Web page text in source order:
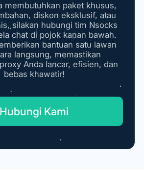
membutuhkan paket khusus,
diskon eksklusif, atau
silakan hubungi tim Nsocks
chat di pojok kanan bawah.
bantuan satu lawan
langsung, memastikan
Anda lancar, efisien, dan
bebas khawatir!
Hubungi Kami